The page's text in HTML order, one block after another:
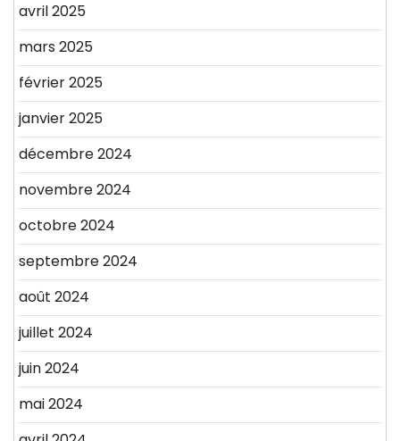
avril 2025
mars 2025
février 2025
janvier 2025
décembre 2024
novembre 2024
octobre 2024
septembre 2024
août 2024
juillet 2024
juin 2024
mai 2024